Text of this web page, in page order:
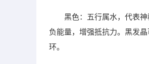
黑色：五行属水，代表
负能量，增强抵抗力。黑发
环。